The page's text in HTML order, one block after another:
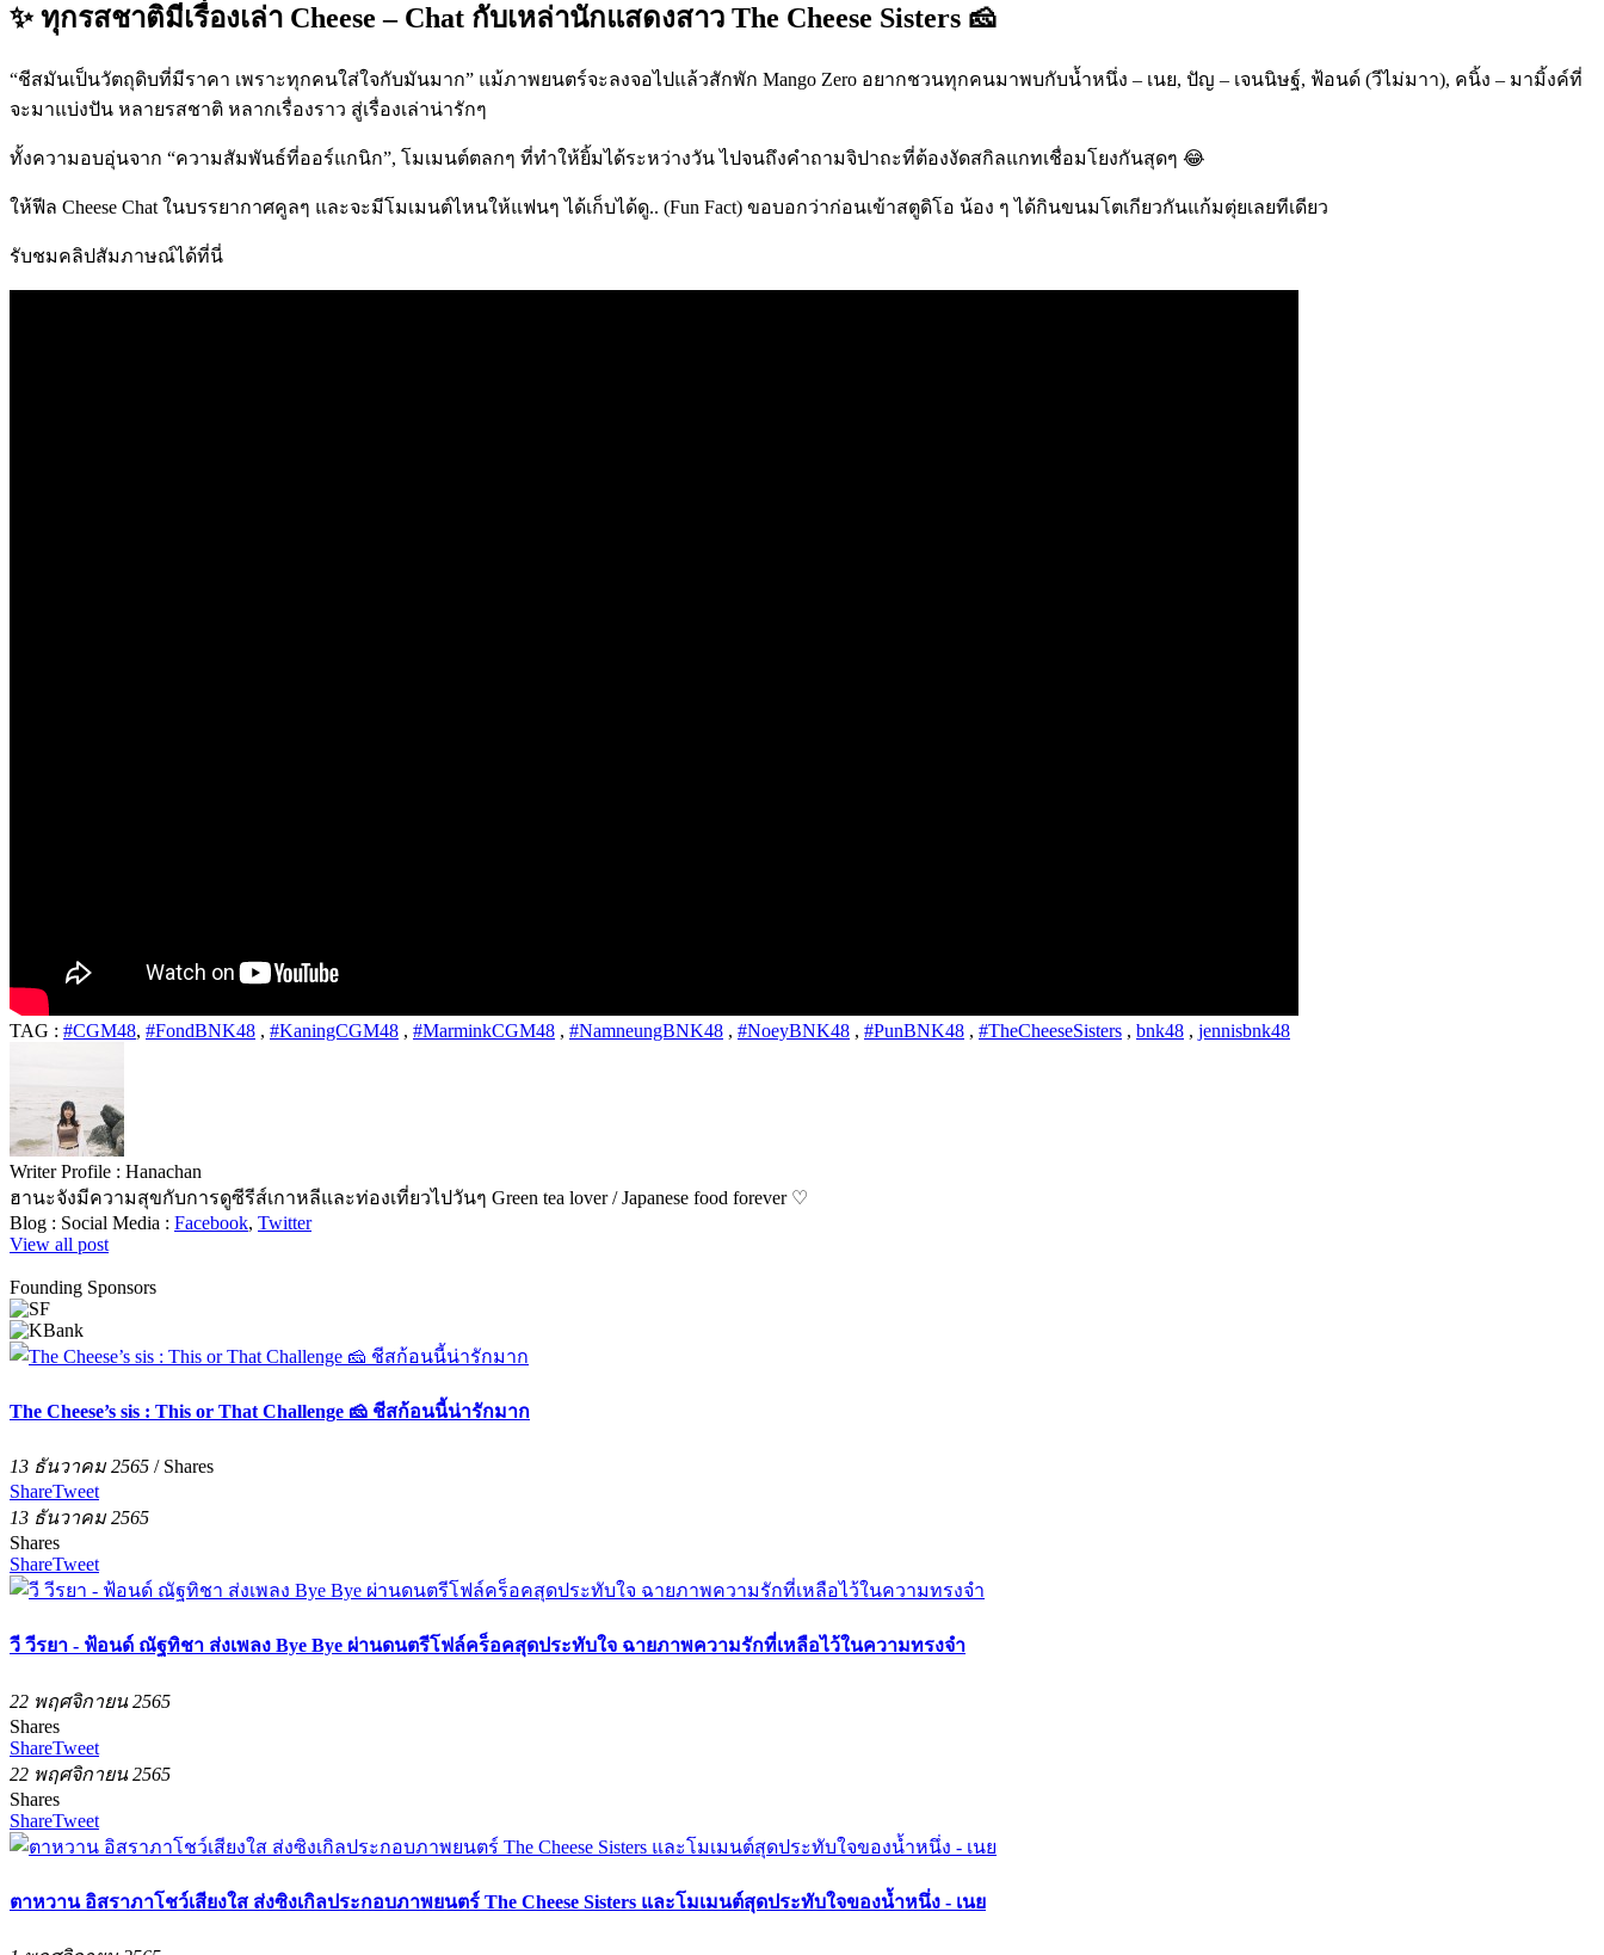
✨ ทุกรสชาติมีเรื่องเล่า Cheese – Chat กับเหล่านักแสดงสาว The Cheese Sisters 🧀
“ชีสมันเป็นวัตถุดิบที่มีราคา เพราะทุกคนใส่ใจกับมันมาก” แม้ภาพยนตร์จะลงจอไปแล้วสักพัก Mango Zero อยากชวนทุกคนมาพบกับน้ำหนึ่ง – เนย, ปัญ – เจนนิษฐ์, ฟ้อนด์ (วีไม่มาา), คนิ้ง – มามิ้งค์ที่
จะมาแบ่งปัน หลายรสชาติ หลากเรื่องราว สู่เรื่องเล่าน่ารักๆ
ทั้งความอบอุ่นจาก “ความสัมพันธ์ที่ออร์แกนิก”, โมเมนต์ตลกๆ ที่ทำให้ยิ้มได้ระหว่างวัน ไปจนถึงคำถามจิปาถะที่ต้องงัดสกิลแกทเชื่อมโยงกันสุดๆ 😂
ให้ฟีล Cheese Chat ในบรรยากาศคูลๆ และจะมีโมเมนต์ไหนให้แฟนๆ ได้เก็บได้ดู.. (Fun Fact) ขอบอกว่าก่อนเข้าสตูดิโอ น้อง ๆ ได้กินขนมโตเกียวกันแก้มตุ่ยเลยทีเดียว
รับชมคลิปสัมภาษณ์ได้ที่นี่
TAG : #CGM48​, #FondBNK48 , #KaningCGM48 , #MarminkCGM48 , #NamneungBNK48 , #NoeyBNK48 , #PunBNK48 , #TheCheeseSisters , bnk48 , jennisbnk48
Writer Profile : Hanachan
ฮานะจังมีความสุขกับการดูซีรีส์เกาหลีและท่องเที่ยวไปวันๆ Green tea lover / Japanese food forever ♡
Blog : Social Media : Facebook, Twitter
View all post
Founding Sponsors
The Cheese’s sis : This or That Challenge 🧀 ชีสก้อนนี้น่ารักมาก
13 ธันวาคม 2565 / Shares
ShareTweet
13 ธันวาคม 2565
Shares
ShareTweet
วี วีรยา - ฟ้อนด์ ณัฐทิชา ส่งเพลง Bye Bye ผ่านดนตรีโฟล์คร็อคสุดประทับใจ ฉายภาพความรักที่เหลือไว้ในความทรงจำ
22 พฤศจิกายน 2565
Shares
ShareTweet
22 พฤศจิกายน 2565
Shares
ShareTweet
ตาหวาน อิสราภาโชว์เสียงใส ส่งซิงเกิลประกอบภาพยนตร์ The Cheese Sisters และโมเมนต์สุดประทับใจของน้ำหนึ่ง - เนย